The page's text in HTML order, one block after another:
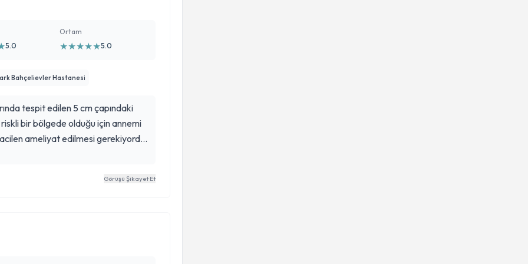
5.0
Ortam
★★★★★5.0
Bahçelievler Hastanesi
tespit edilen 5 cm çapındaki
bir bölgede olduğu için annemi
ameliyat edilmesi gerekiyordu.
farklı illerinde ve hastanelerinde
sinir cerrahlarından biri olan
görüntüsüne bakıp Tümör türünü
Görüşü Şikayet Et